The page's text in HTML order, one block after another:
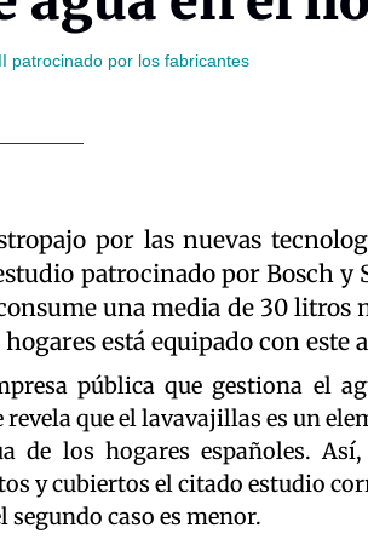
patrocinado por los fabricantes
por las nuevas
patrocinado por Bosch y
una media de 30 litros
está equipado con este
pública que gestiona el
que el lavavajillas es un
de los hogares españoles.
y cubiertos el citado estudio
caso es menor.